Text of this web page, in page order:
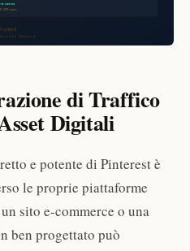
di Traffico
Digitali
e potente di Pinterest è
le proprie piattaforme
sito e-commerce o una
ben progettato può